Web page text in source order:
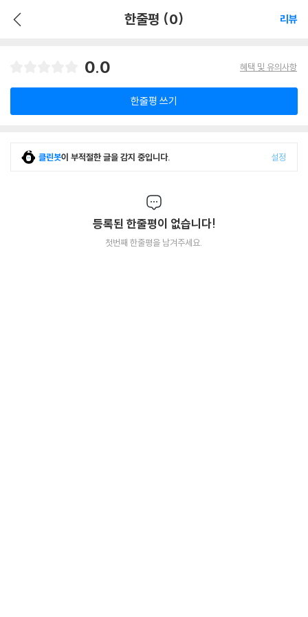
한줄평 (0) 리뷰
0.0 혜택 및 유의사항
한줄평 쓰기
클린봇이 부적절한 글을 감지 중입니다. 설정
등록된 한줄평이 없습니다!
첫번째 한줄평을 남겨주세요.